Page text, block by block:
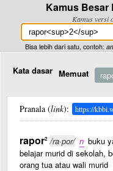
Kamus Besar
Kamus versi
Bisa lebih dari satu, contoh:
Kata dasar Memuat
Pranala (link): https://
rapor2 /ra·por/ n buku
belajar murid di sekolah,
orang tua atau wali murid